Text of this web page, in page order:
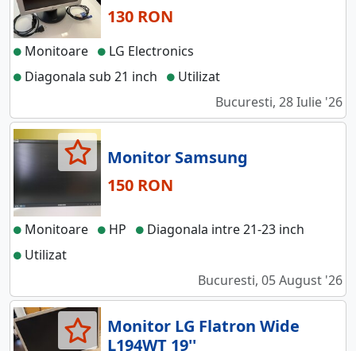
130 RON
Monitoare
LG Electronics
Diagonala sub 21 inch
Utilizat
Bucuresti, 28 Iulie '26
Monitor Samsung
150 RON
Monitoare HP
Diagonala intre 21-23 inch
Utilizat
Bucuresti, 05 August '26
Monitor LG Flatron Wide
L194WT 19''